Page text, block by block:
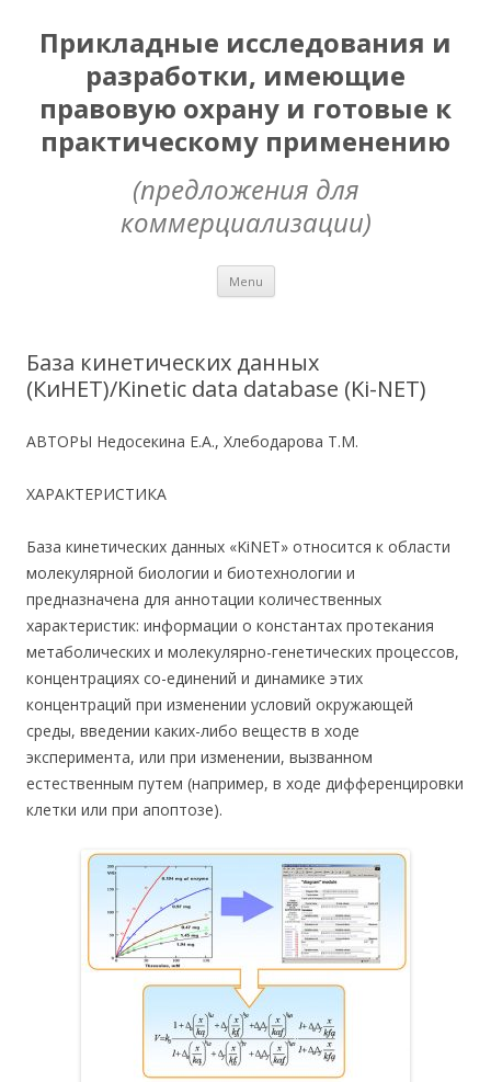
Прикладные исследования и
разработки, имеющие
правовую охрану и готовые к
практическому применению
(предложения для
коммерциализации)
Menu Skip
content
База кинетических данных
(КиНЕТ)/Kinetic data database (Ki-NET)
АВТОРЫ Недосекина Е.А., Хлебодарова Т.М.
ХАРАКТЕРИСТИКА
База кинетических данных «KiNET» относится к области
молекулярной биологии и биотехнологии и
предназначена для аннотации количественных
характеристик: информации о константах протекания
метаболических и молекулярно-генетических процессов,
концентрациях со-единений и динамике этих
концентраций при изменении условий окружающей
среды, введении каких-либо веществ в ходе
эксперимента, или при изменении, вызванном
естественным путем (например, в ходе дифференцировки
клетки или при апоптозе).